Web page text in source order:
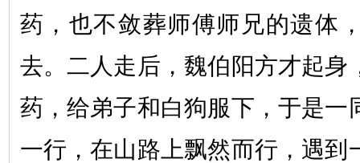
药，也不敛葬师傅师兄的遗体
去。二人走后，魏伯阳方才起身
药，给弟子和白狗服下，于是一
一行，在山路上飘然而行，遇到